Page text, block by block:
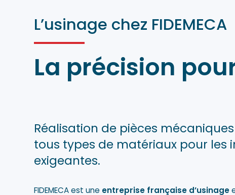
L’usinage chez FIDEMECA
La précision
Réalisation de pièces
tous types de matériaux pour les
exigeantes.
FIDEMECA est une entreprise française d’usinage